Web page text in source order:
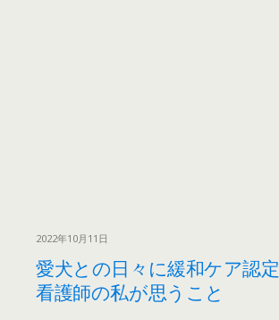
2022年10月11日
愛犬との日々に緩和ケア認定
看護師の私が思うこと